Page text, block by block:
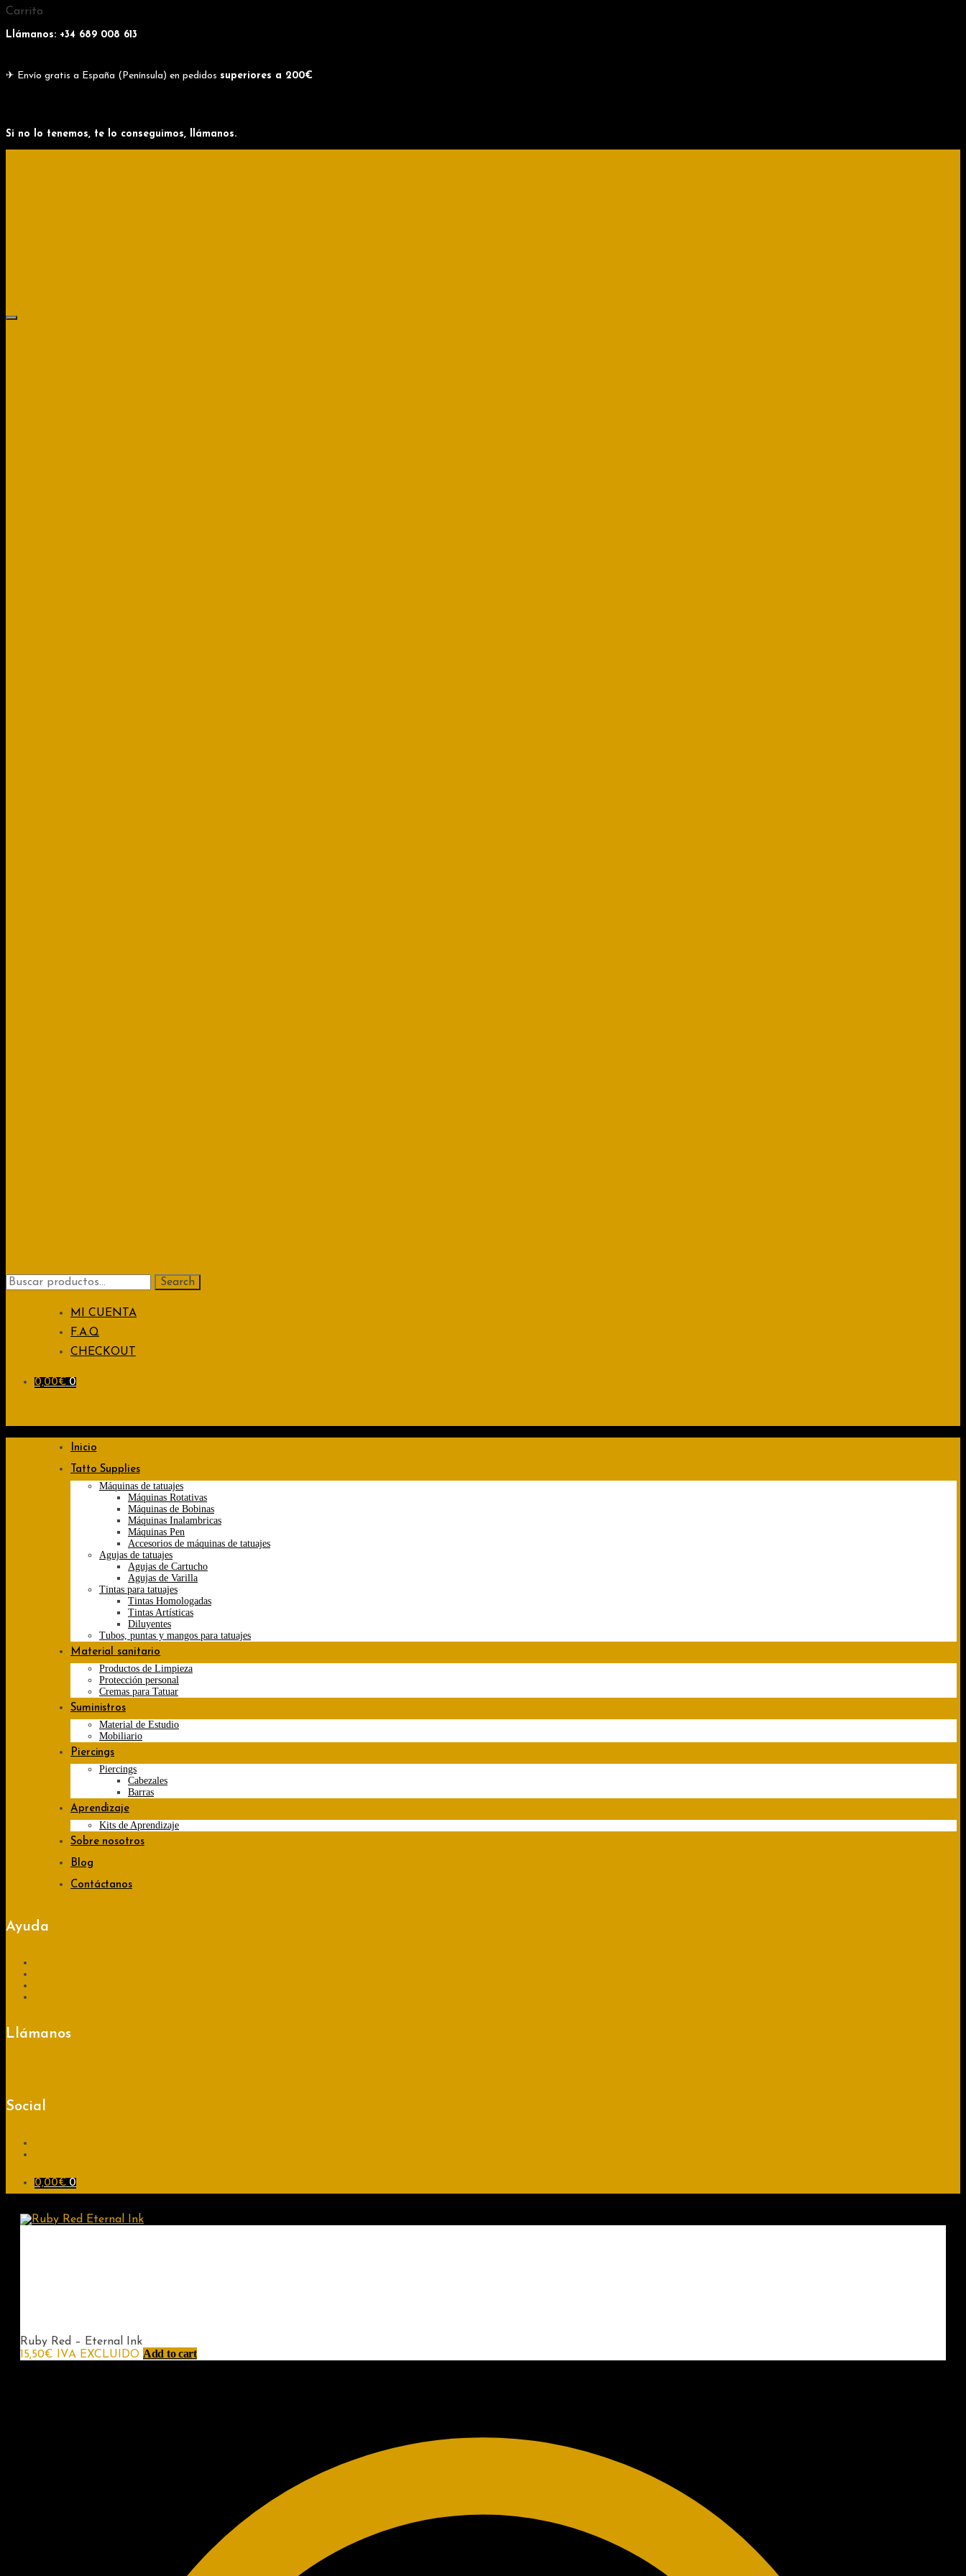
Skip
navigation
Skip
content
Carrito
Llámanos: +34 689 008 613
✈ Envío gratis a España (Península) en pedidos superiores a 200€
Si no lo tenemos, te lo conseguimos, llámanos.
Search
for:
Search
MI CUENTA
F.A.Q
CHECKOUT
0,00€ 0
Inicio
Tatto Supplies
Máquinas de tatuajes
Máquinas Rotativas
Máquinas de Bobinas
Máquinas Inalambricas
Máquinas Pen
Accesorios de máquinas de tatuajes
Agujas de tatuajes
Agujas de Cartucho
Agujas de Varilla
Tintas para tatuajes
Tintas Homologadas
Tintas Artísticas
Diluyentes
Tubos, puntas y mangos para tatuajes
Material sanitario
Productos de Limpieza
Protección personal
Cremas para Tatuar
Suministros
Material de Estudio
Mobiliario
Piercings
Piercings
Cabezales
Barras
Aprendizaje
Kits de Aprendizaje
Sobre nosotros
Blog
Contáctanos
Ayuda
Llámanos
Social
0,00€ 0
Ruby Red – Eternal Ink
15,50€ IVA EXCLUIDO Add to cart